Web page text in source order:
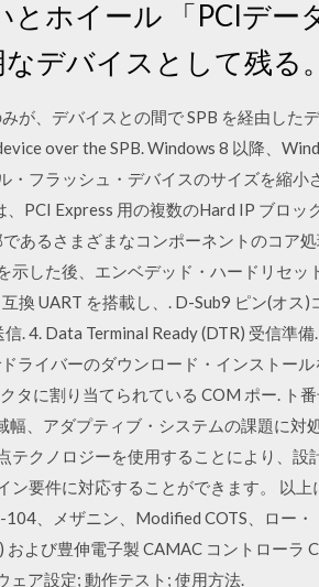
とホイール 「PCIデー
デバイスとして残る。
が、デバイスとの間で SPB を経由した
over the SPB. Windows 8 以降、
・フラッシュ・デバイスのサイズを縮
PCI Express 用の複数のHard IP ブロ
あるさまざまなコンポーネントのコア
示した後、エンベデッド・ハードリセ
換 UART を搭載し、. D-Sub9 ピン(オス
. 4. Data Terminal Ready (DTR) 受信準
ライバーのダウンロード・インストー
タに割り当てられている COM ポー. ト
幅、アダプティブ・システムの課題に
テクノロジーを使用することにより、
要件に対応することができます。 以上
、メザニン、Modified COTS、ロー
よび豊伸電子製 CAMAC コントローラ
ア設定; 動作テスト; 使用方法.